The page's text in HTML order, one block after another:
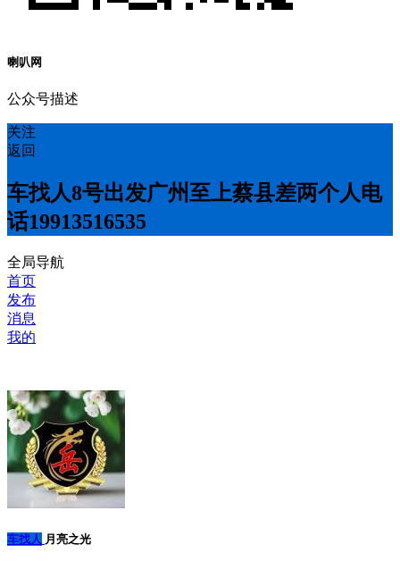
喇叭网
公众号描述
关注
返回
车找人8号出发广州至上蔡县差两个人电
话19913516535
全局导航
首页
发布
消息
我的
车找人 月亮之光